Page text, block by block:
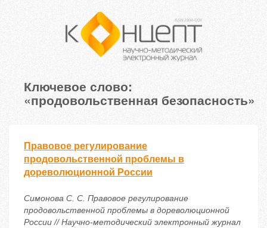
Ключевое слово:
«продовольственная безопасность»
Правовое регулирование
продовольственной проблемы в
дореволюционной России
Симонова С. С. Правовое регулирование
продовольственной проблемы в дореволюционной
России // Научно-методический электронный журнал